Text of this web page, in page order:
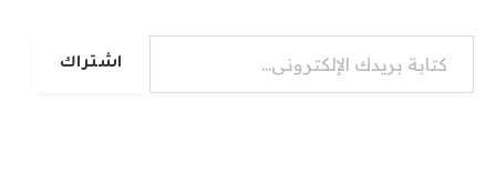
كتابة بريدك الإلكتروني...
اشتراك